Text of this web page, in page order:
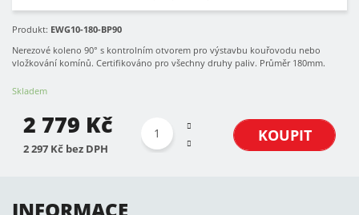
Produkt: EWG10-180-BP90
Nerezové koleno 90° s kontrolním otvorem pro výstavbu kouřovodu nebo
vložkování komínů. Certifikováno pro všechny druhy paliv. Průměr 180mm.
Skladem
2 779 Kč
2 297 Kč bez DPH
KOUPIT